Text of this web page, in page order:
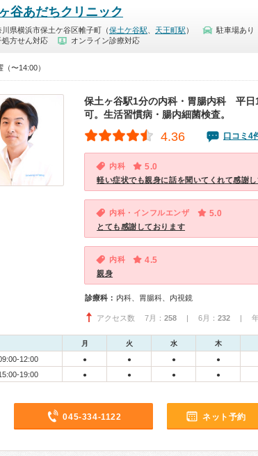
谷あだちクリニック
川県横浜市保土ケ谷区帷子町（保土ケ谷駅 天王町駅 ） 駐車場あり
処方せん対応
オンライン診療対応
（〜14:00）
保土ヶ谷駅1分の内科・胃腸内科 平日
可。生活習慣病・腸内細菌検査。
4.36 口コミ4
内科 5.0
軽い症状でも親身に話を聞いてくれて感謝
内科・インフルエンザ 5.0
とても感謝しております
内科 4.5
親身
診療科： 内科、胃腸科、内視鏡
アクセス数 7月： 258 | 6月： 232 | 年
月 火 水 木
12:00 ● ● ● ●
19:00
● ● ● ●
045-334-1122 ネット予約